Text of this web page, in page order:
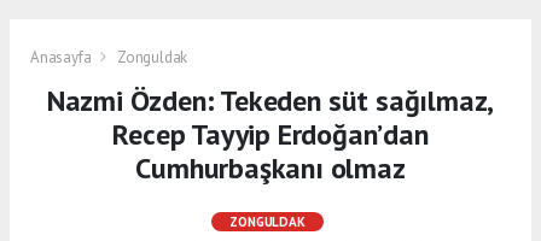
Anasayfa Zonguldak
Nazmi Özden: Tekeden süt sağılmaz,
Recep Tayyip Erdoğan’dan
Cumhurbaşkanı olmaz
ZONGULDAK